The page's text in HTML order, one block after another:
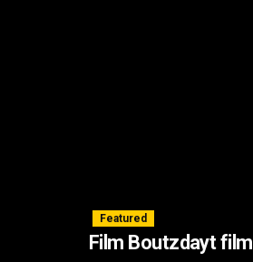
Featured
Film Boutzdayt film